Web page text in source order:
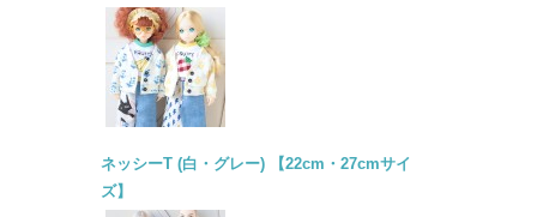
ネッシーT (白・グレー) 【22cm・27cmサイ
ズ】